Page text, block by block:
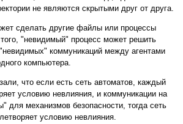
не являются скрытыми друг от друга.
сделать другие файлы или процессы
"невидимый" процесс может решить
коммуникаций между агентами
компьютера.
что если есть сеть автоматов, каждый
условию невлияния, и коммуникации на
для механизмов безопасности, тогда сеть
условию невлияния.